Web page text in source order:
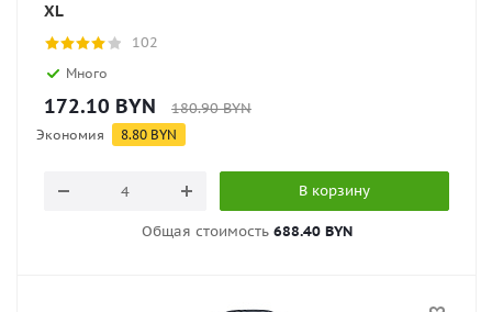
XL
102
Много
172.10 BYN 180.90BYN
Экономия 8.80 BYN
В корзину
Общая стоимость 688.40 BYN